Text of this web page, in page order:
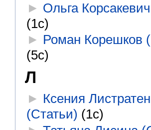
► Ольга
(1с)
► Роман Корешков
(5с)
Л
► Ксения
(Статьи) (1с)